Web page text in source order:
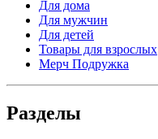
Для дома
Для мужчин
Для детей
Товары для взрослых
Мерч Подружка
Разделы